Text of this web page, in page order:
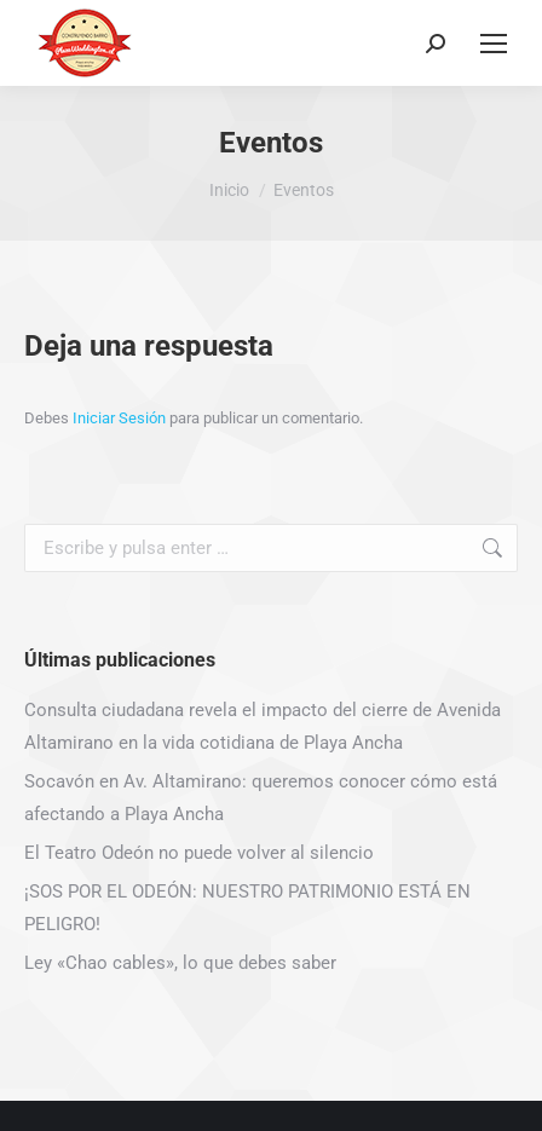
Buscar:
Eventos
Estás aquí:
Inicio Eventos
Deja una respuesta
Debes Iniciar Sesión para publicar un comentario.
Buscar:
Últimas publicaciones
Consulta ciudadana revela el impacto del cierre de Avenida
Altamirano en la vida cotidiana de Playa Ancha
Socavón en Av. Altamirano: queremos conocer cómo está
afectando a Playa Ancha
El Teatro Odeón no puede volver al silencio
¡SOS POR EL ODEÓN: NUESTRO PATRIMONIO ESTÁ EN
PELIGRO!
Ley «Chao cables», lo que debes saber